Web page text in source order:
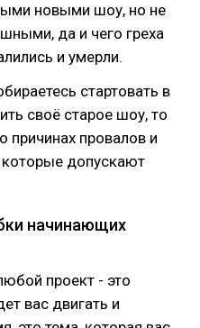
новыми шоу, но не
да и чего греха
и умерли.
стартовать в
своё старое шоу, то
причинах провалов и
допускают
начинающих
проект - это
вас двигать и